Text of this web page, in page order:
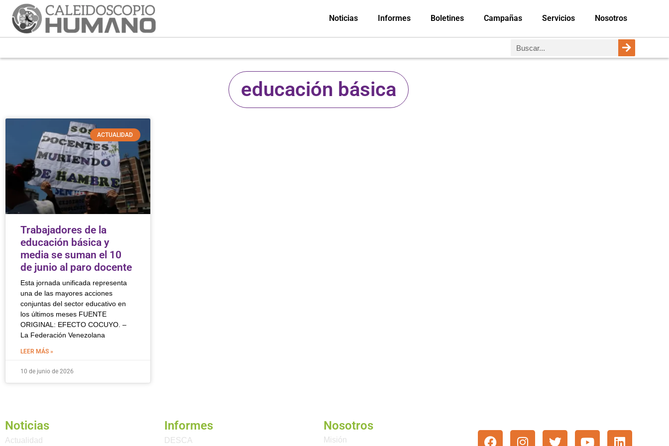
Noticias Informes Boletines Campañas Servicios Nosotros
educación básica
ACTUALIDAD
Trabajadores de la
educación básica y
media se suman el 10
de junio al paro docente
Esta jornada unificada representa
una de las mayores acciones
conjuntas del sector educativo en
los últimos meses FUENTE
ORIGINAL: EFECTO COCUYO. –
La Federación Venezolana
LEER MÁS »
10 de junio de 2026
Noticias
Actualidad
Informes
DESCA
Nosotros
Misión